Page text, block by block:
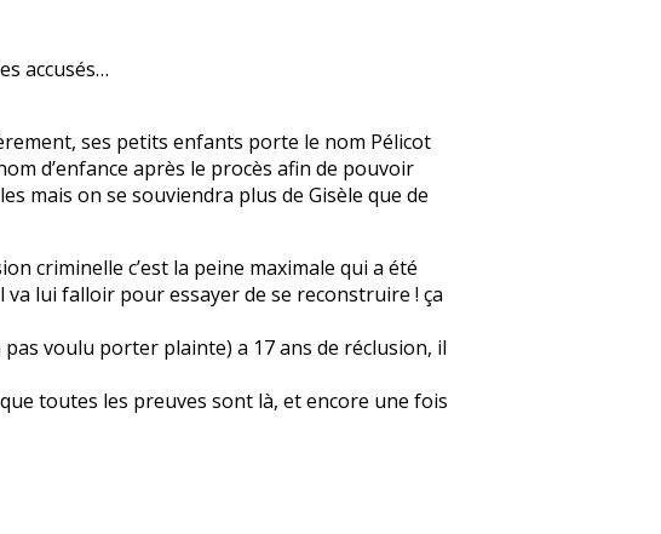
accusés…
ses petits enfants porte le nom Pélicot
d’enfance après le procès afin de pouvoir
mais on se souviendra plus de Gisèle que de
criminelle c’est la peine maximale qui a été
va lui falloir pour essayer de se reconstruire ! ça
pas voulu porter plainte) a 17 ans de réclusion, il
toutes les preuves sont là, et encore une fois